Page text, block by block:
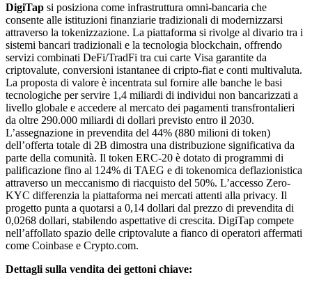
DigiTap si posiziona come infrastruttura omni-bancaria che
consente alle istituzioni finanziarie tradizionali di modernizzarsi
attraverso la tokenizzazione. La piattaforma si rivolge al divario tra i
sistemi bancari tradizionali e la tecnologia blockchain, offrendo
servizi combinati DeFi/TradFi tra cui carte Visa garantite da
criptovalute, conversioni istantanee di cripto-fiat e conti multivaluta.
La proposta di valore è incentrata sul fornire alle banche le basi
tecnologiche per servire 1,4 miliardi di individui non bancarizzati a
livello globale e accedere al mercato dei pagamenti transfrontalieri
da oltre 290.000 miliardi di dollari previsto entro il 2030.
L’assegnazione in prevendita del 44% (880 milioni di token)
dell’offerta totale di 2B dimostra una distribuzione significativa da
parte della comunità. Il token ERC-20 è dotato di programmi di
palificazione fino al 124% di TAEG e di tokenomica deflazionistica
attraverso un meccanismo di riacquisto del 50%. L’accesso Zero-
KYC differenzia la piattaforma nei mercati attenti alla privacy. Il
progetto punta a quotarsi a 0,14 dollari dal prezzo di prevendita di
0,0268 dollari, stabilendo aspettative di crescita. DigiTap compete
nell’affollato spazio delle criptovalute a fianco di operatori affermati
come Coinbase e Crypto.com.
Dettagli sulla vendita dei gettoni chiave: